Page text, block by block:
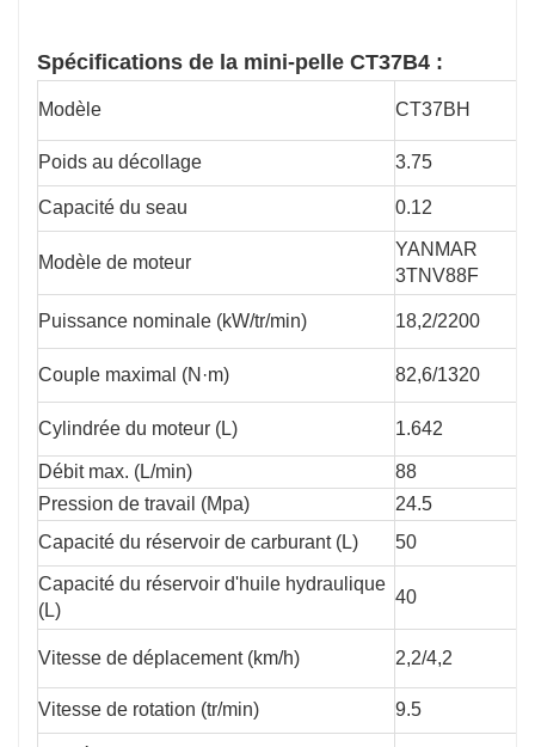
Spécifications de la mini-pelle CT37B4 :
Modèle CT37BH
Poids au décollage 3.75
Capacité du seau 0.12
Modèle de moteur
YANMAR
3TNV88F
Puissance nominale (kW/tr/min) 18,2/2200
Couple maximal (N·m) 82,6/1320
Cylindrée du moteur (L) 1.642
Débit max. (L/min)
88
Pression de travail (Mpa)
24.5
Capacité du réservoir de carburant (L)
50
Capacité du réservoir d'huile hydraulique
(L)
40
Vitesse de déplacement (km/h) 2,2/4,2
Vitesse de rotation (tr/min) 9.5